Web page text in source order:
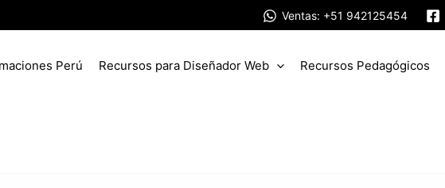
Ventas: +51 942125454
Perú Recursos para Diseñador Web Recursos Pedagógicos